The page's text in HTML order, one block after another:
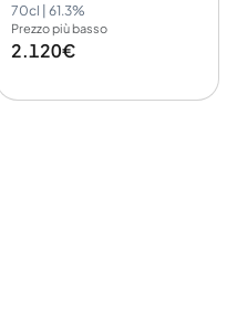
70cl | 61.3%
Prezzo più basso
2.120€